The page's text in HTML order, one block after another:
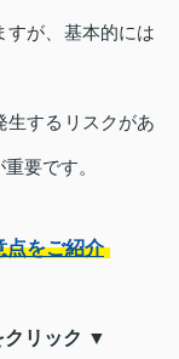
すが、基本的には
生するリスクがあ
要です。
点をご紹介
クリック ▼